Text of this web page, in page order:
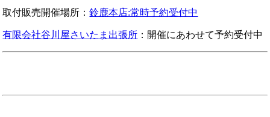
取付販売開催場所：鈴鹿本店:常時予約受付中
有限会社谷川屋さいたま出張所 ：開催にあわせて予約受付中